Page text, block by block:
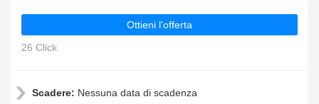
Ottieni l'offerta
26 Click
Scadere: Nessuna data di scadenza